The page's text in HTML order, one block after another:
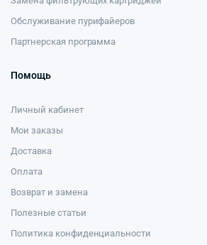
Обслуживание пурифайеров
Партнерская программа
Помощь
Личный кабинет
Мои заказы
Доставка
Оплата
Возврат и замена
Полезные статьи
Политика конфиденциальности